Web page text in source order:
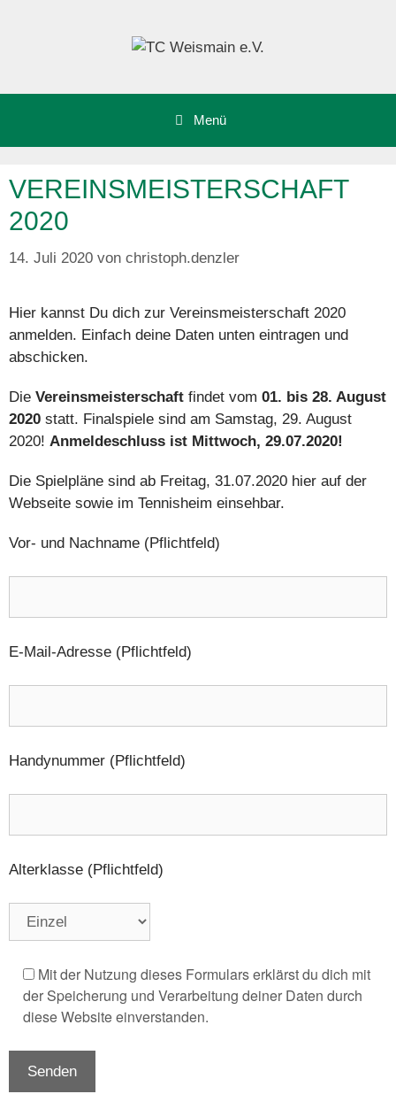
Menü
VEREINSMEISTERSCHAFT
2020
14. Juli 2020 von christoph.denzler
Hier kannst Du dich zur Vereinsmeisterschaft 2020
anmelden. Einfach deine Daten unten eintragen und
abschicken.
Die Vereinsmeisterschaft findet vom 01. bis 28. August
2020 statt. Finalspiele sind am Samstag, 29. August
2020! Anmeldeschluss ist Mittwoch, 29.07.2020!
Die Spielpläne sind ab Freitag, 31.07.2020 hier auf der
Webseite sowie im Tennisheim einsehbar.
Vor- und Nachname (Pflichtfeld)
E-Mail-Adresse (Pflichtfeld)
Handynummer (Pflichtfeld)
Alterklasse (Pflichtfeld)
Mit der Nutzung dieses Formulars erklärst du dich mit
der Speicherung und Verarbeitung deiner Daten durch
diese Website einverstanden.